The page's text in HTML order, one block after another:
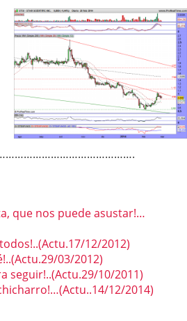
que nos puede asustar!…
todos!..(Actu.17/12/2012)
03/2012)
seguir!..(Actu.29/10/2011)
12/2014)